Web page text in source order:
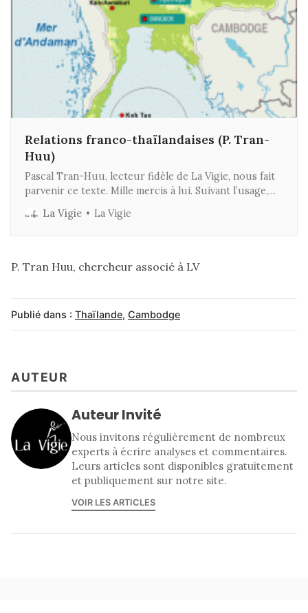
Relations franco-thaïlandaises (P. Tran-
Huu)
Pascal Tran-Huu, lecteur fidèle de La Vigie, nous fait
parvenir ce texte. Mille mercis à lui. Suivant l’usage,
mois. Si vous aussi avez des textes stratégiques ou
La Vigie La Vigie
P. Tran Huu, chercheur associé à LV
Publié dans : Thaïlande, Cambodge
AUTEUR
Auteur Invité
Nous invitons régulièrement de nombreux
experts à écrire analyses et commentaires.
Leurs articles sont disponibles gratuitement
et publiquement sur notre site.
VOIR LES ARTICLES